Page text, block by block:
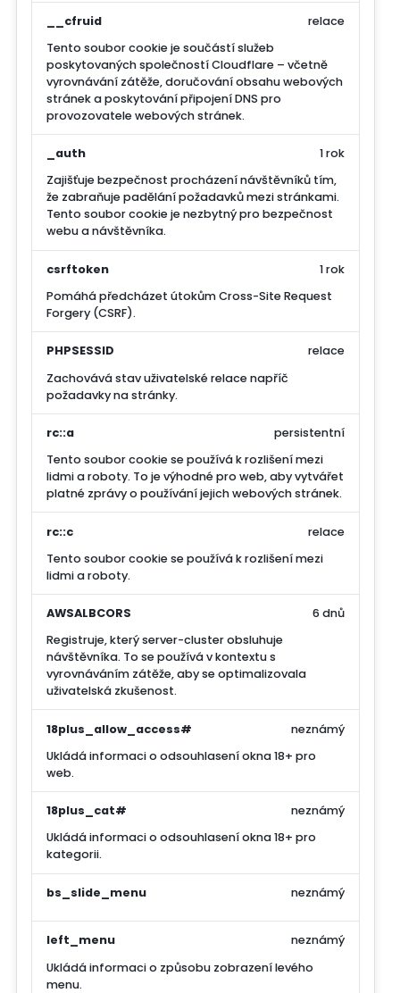
__cfruid
Tento soubor cookie je součástí služeb
poskytovaných společností Cloudflare – včetně
vyrovnávání zátěže, doručování obsahu webových
stránek a poskytování připojení DNS pro
provozovatele webových stránek.
relace
_auth
Zajišťuje bezpečnost procházení návštěvníků tím,
že zabraňuje padělání požadavků mezi stránkami.
Tento soubor cookie je nezbytný pro bezpečnost
webu a návštěvníka.
1 rok
csrftoken
Pomáhá předcházet útokům Cross-Site Request
Forgery (CSRF).
1 rok
PHPSESSID
Zachovává stav uživatelské relace napříč
požadavky na stránky.
relace
rc::a
Tento soubor cookie se používá k rozlišení mezi
lidmi a roboty. To je výhodné pro web, aby vytvářet
platné zprávy o používání jejich webových stránek.
persistentní
rc::c
Tento soubor cookie se používá k rozlišení mezi
lidmi a roboty.
relace
AWSALBCORS
Registruje, který server-cluster obsluhuje
návštěvníka. To se používá v kontextu s
vyrovnáváním zátěže, aby se optimalizovala
uživatelská zkušenost.
6 dnů
18plus_allow_access#
Ukládá informaci o odsouhlasení okna 18+ pro
web.
neznámý
18plus_cat#
Ukládá informaci o odsouhlasení okna 18+ pro
kategorii.
neznámý
bs_slide_menu neznámý
left_menu
Ukládá informaci o způsobu zobrazení levého
menu.
neznámý